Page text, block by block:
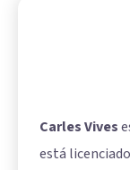
Carles Vives
está